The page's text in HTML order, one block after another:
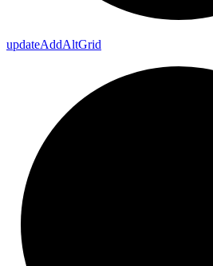
updateAddAltGrid